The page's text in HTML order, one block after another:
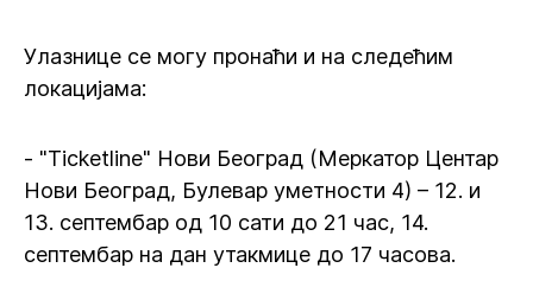
Улазнице се могу пронаћи и на следећим
локацијама:
- "Ticketline" Нови Београд (Меркатор Центар
Нови Београд, Булевар уметности 4) – 12. и
13. септембар од 10 сати до 21 час, 14.
септембар на дан утакмице до 17 часова.